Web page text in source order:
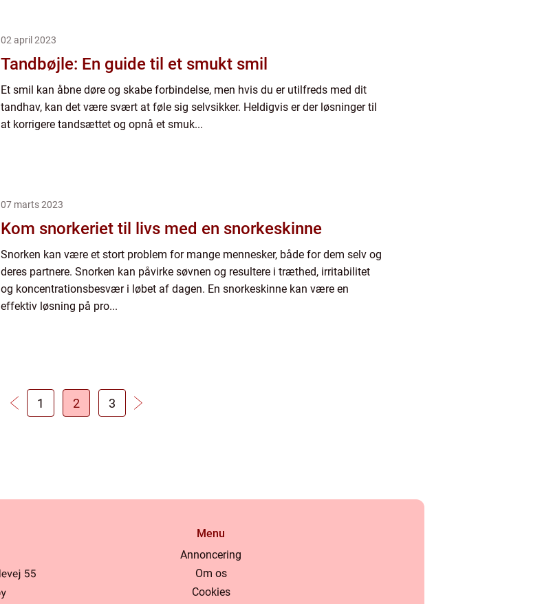
02 april 2023
Tandbøjle: En guide til et smukt smil
Et smil kan åbne døre og skabe forbindelse, men hvis du er utilfreds med dit
tandhav, kan det være svært at føle sig selvsikker. Heldigvis er der løsninger til
at korrigere tandsættet og opnå et smuk...
07 marts 2023
Kom snorkeriet til livs med en snorkeskinne
Snorken kan være et stort problem for mange mennesker, både for dem selv og
deres partnere. Snorken kan påvirke søvnen og resultere i træthed, irritabilitet
og koncentrationsbesvær i løbet af dagen. En snorkeskinne kan være en
effektiv løsning på pro...
1 2 3
Menu
Annoncering
Om os
Cookies